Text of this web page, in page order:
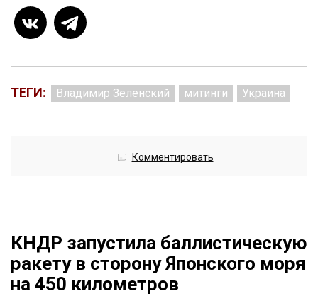
ТЕГИ: Владимир Зеленский митинги Украина
Комментировать
КНДР запустила баллистическую
ракету в сторону Японского моря
на 450 километров